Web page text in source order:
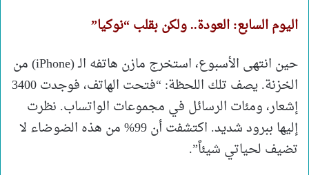
اليوم السابع: العودة.. ولكن بقلب “نوكيا”
حين انتهى الأسبوع، استخرج مازن هاتفه الـ (iPhone) من
الخزنة. يصف تلك اللحظة: “فتحت الهاتف، فوجدت 3400
إشعار، ومئات الرسائل في مجموعات الواتساب. نظرت
إليها ببرود شديد. اكتشفت أن 99% من هذه الضوضاء لا
تضيف لحياتي شيئاً”.